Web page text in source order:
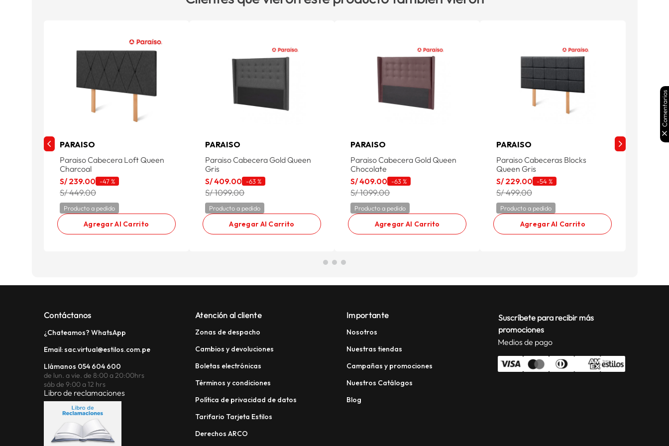
PARAISO
Paraiso Cabecera Loft Queen
Charcoal
S/ 239.00 -47 %
S/ 449.00
Producto a pedido
Agregar Al Carrito
PARAISO
Paraiso Cabecera Gold Queen
Gris
S/409.00 -63 %
S/ 1099.00
Producto a pedido
Agregar Al Carrito
PARAISO
Paraiso Cabecera Gold Queen
Chocolate
S/409.00 -63 %
S/ 1099.00
Producto a pedido
Agregar Al Carrito
PARAISO
Paraiso Cabeceras Blocks
Queen Gris
S/ 229.00 -54 %
S/ 499.00
Producto a pedido
Agregar Al Carrito
Contáctanos
¿Chateamos? WhatsApp
Email: sac.virtual@estilos.com.pe
Llámanos 054 604 600
de lun. a vie. de 8:00 a 20:00hrs
sáb de 9:00 a 12 hrs
Libro de reclamaciones
Atención al cliente
Zonas de despacho
Cambios y devoluciones
Boletas electrónicas
Términos y condiciones
Política de privacidad de datos
Tarifario Tarjeta Estilos
Derechos ARCO
Importante
Nosotros
Nuestras tiendas
Campañas y promociones
Nuestros Catálogos
Blog
Suscríbete para recibir más
promociones
Medios de pago
Comentarios